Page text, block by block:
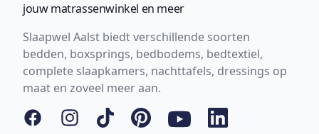
jouw matrassenwinkel en meer
Slaapwel Aalst biedt verschillende soorten
bedden, boxsprings, bedbodems, bedtextiel,
complete slaapkamers, nachttafels, dressings op
maat en zoveel meer aan.
FacebookInstagram
Tiktok PinterestYouTubeLinkedIn